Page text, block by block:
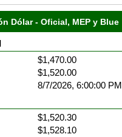
Dólar - Oficial, MEP y Blue
$1,470.00
$1,520.00
8/7/2026, 6:00:00 PM
$1,520.30
$1,528.10